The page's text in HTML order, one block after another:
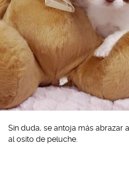
Sin duda, se antoja más abrazar
al osito de peluche.